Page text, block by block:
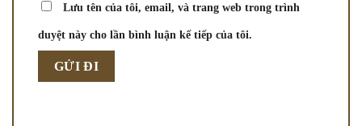
Lưu tên của tôi, email, và trang web trong trình
duyệt này cho lần bình luận kế tiếp của tôi.